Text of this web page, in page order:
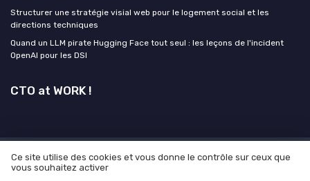
Structurer une stratégie visial web pour le logement social et les
directions techniques
Quand un LLM pirate Hugging Face tout seul : les leçons de l'incident
OpenAI pour les DSI
CTO at WORK !
Mentions légales Politique de confidentialité
Grande
Enquête 2025 sur l'IA et les directeurs technique
Ce site utilise des cookies et vous donne le contrôle sur ceux que
vous souhaitez activer